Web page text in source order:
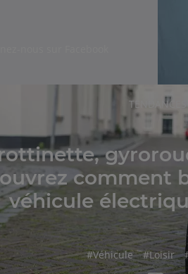
RUBRIQUE
DE
L'ARTICLE
TENDANCES
comment
véhicule
hashtag
#Véhicule hashtag
#Loisir